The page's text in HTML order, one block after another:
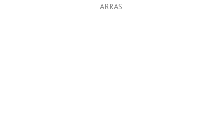
ARRAS